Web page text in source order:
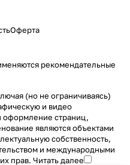
Оферта
рекомендательные
(но не ограничиваясь)
и видео
оформление страниц,
являются объектами
собственность,
и международными
прав. Читать далее